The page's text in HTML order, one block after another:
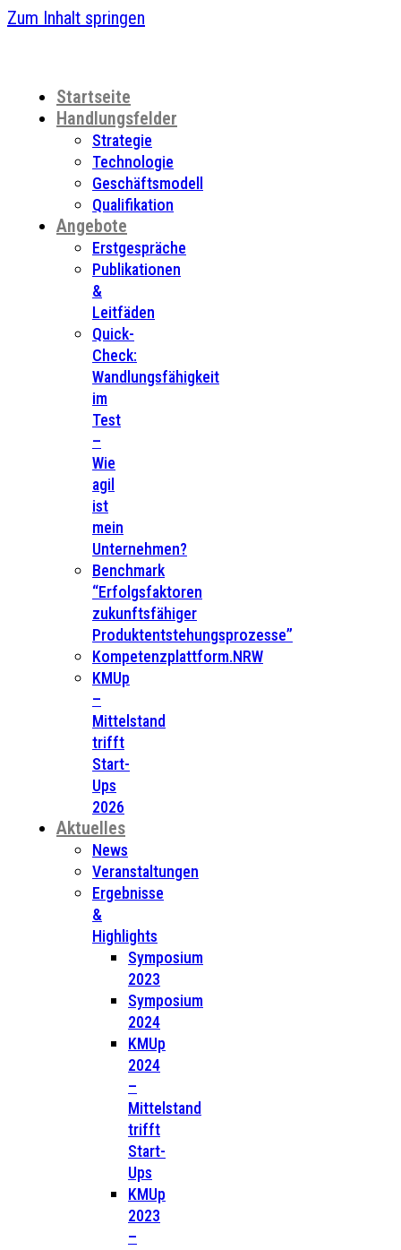
Zum Inhalt springen
Startseite
Handlungsfelder
Strategie
Technologie
Geschäftsmodell
Qualifikation
Angebote
Erstgespräche
Publikationen
&
Leitfäden
Quick-
Check:
Wandlungsfähigkeit
im
Test
–
Wie
agil
ist
mein
Unternehmen?
Benchmark
“Erfolgsfaktoren
zukunftsfähiger
Produktentstehungsprozesse”
Kompetenzplattform.NRW
KMUp
–
Mittelstand
trifft
Start-
Ups
2026
Aktuelles
News
Veranstaltungen
Ergebnisse
&
Highlights
Symposium
2023
Symposium
2024
KMUp
2024
–
Mittelstand
trifft
Start-
Ups
KMUp
2023
–